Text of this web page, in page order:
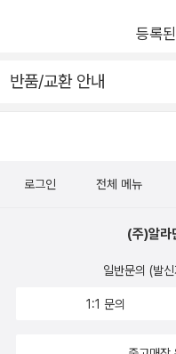
등록
반품/교환 안내
로그인 전체 메뉴
(주)알라
일반문의 (발
1:1 문의